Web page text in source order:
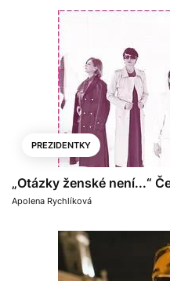
PREZIDENTKY
„Otázky ženské není...“
Apolena Rychlíková